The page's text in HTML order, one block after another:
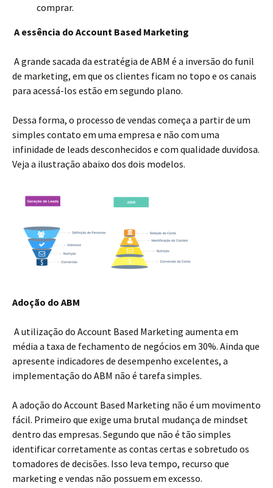
comprar.
A essência do Account Based Marketing
A grande sacada da estratégia de ABM é a inversão do funil
de marketing, em que os clientes ficam no topo e os canais
para acessá-los estão em segundo plano.
Dessa forma, o processo de vendas começa a partir de um
simples contato em uma empresa e não com uma
infinidade de leads desconhecidos e com qualidade duvidosa.
Veja a ilustração abaixo dos dois modelos.
Adoção do ABM
A utilização do Account Based Marketing aumenta em
média a taxa de fechamento de negócios em 30%. Ainda que
apresente indicadores de desempenho excelentes, a
implementação do ABM não é tarefa simples.
A adoção do Account Based Marketing não é um movimento
fácil. Primeiro que exige uma brutal mudança de mindset
dentro das empresas. Segundo que não é tão simples
identificar corretamente as contas certas e sobretudo os
tomadores de decisões. Isso leva tempo, recurso que
marketing e vendas não possuem em excesso.